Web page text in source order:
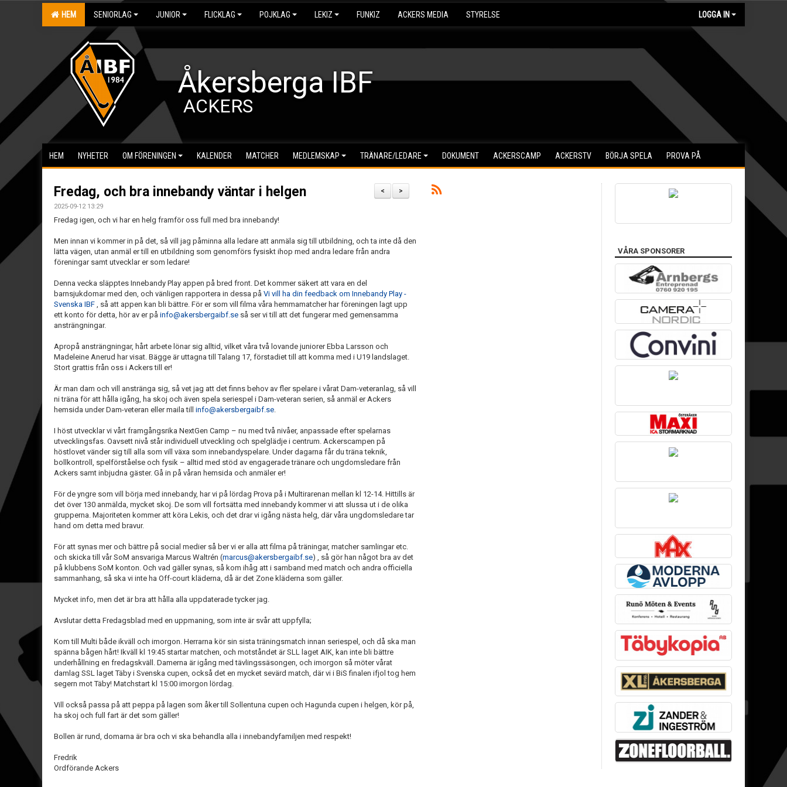
HEM SENIORLAG JUNIOR FLICKLAG POJKLAG LEKIZ FUNKIZ ACKERS MEDIA STYRELSE LOGGA IN
Åkersberga IBF
ACKERS
HEM NYHETER OM FÖRENINGEN KALENDER MATCHER MEDLEMSKAP TRÄNARE/LEDARE DOKUMENT ACKERSCAMP ACKERSTV BÖRJA SPELA PROVA PÅ
>
<
Fredag, och bra innebandy väntar i helgen
2025-09-12 13:29
Fredag igen, och vi har en helg framför oss full med bra innebandy!
Men innan vi kommer in på det, så vill jag påminna alla ledare att anmäla sig till utbildning, och ta inte då den
lätta vägen, utan anmäl er till en utbildning som genomförs fysiskt ihop med andra ledare från andra
föreningar samt utvecklar er som ledare!
Denna vecka släpptes Innebandy Play appen på bred front. Det kommer säkert att vara en del
barnsjukdomar med den, och vänligen rapportera in dessa på Vi vill ha din feedback om Innebandy Play -
Svenska IBF , så att appen kan bli bättre. För er som vill filma våra hemmamatcher har föreningen lagt upp
ett konto för detta, hör av er på info@akersbergaibf.se så ser vi till att det fungerar med gemensamma
ansträngningar.
Apropå ansträngningar, hårt arbete lönar sig alltid, vilket våra två lovande juniorer Ebba Larsson och
Madeleine Anerud har visat. Bägge är uttagna till Talang 17, förstadiet till att komma med i U19 landslaget.
Stort grattis från oss i Ackers till er!
Är man dam och vill anstränga sig, så vet jag att det finns behov av fler spelare i vårat Dam-veteranlag, så vill
ni träna för att hålla igång, ha skoj och även spela seriespel i Dam-veteran serien, så anmäl er Ackers
hemsida under Dam-veteran eller maila till info@akersbergaibf.se.
I höst utvecklar vi vårt framgångsrika NextGen Camp – nu med två nivåer, anpassade efter spelarnas
utvecklingsfas. Oavsett nivå står individuell utveckling och spelglädje i centrum. Ackerscampen på
höstlovet vänder sig till alla som vill växa som innebandyspelare. Under dagarna får du träna teknik,
bollkontroll, spelförståelse och fysik – alltid med stöd av engagerade tränare och ungdomsledare från
Ackers samt inbjudna gäster. Gå in på våran hemsida och anmäler er!
För de yngre som vill börja med innebandy, har vi på lördag Prova på i Multirarenan mellan kl 12-14. Hittills är
det över 130 anmälda, mycket skoj. De som vill fortsätta med innebandy kommer vi att slussa ut i de olika
grupperna. Majoriteten kommer att köra Lekis, och det drar vi igång nästa helg, där våra ungdomsledare tar
hand om detta med bravur.
För att synas mer och bättre på social medier så ber vi er alla att filma på träningar, matcher samlingar etc.
och skicka till vår SoM ansvariga Marcus Waltrén (marcus@akersbergaibf.se) , så gör han något bra av det
på klubbens SoM konton. Och vad gäller synas, så kom ihåg att i samband med match och andra officiella
sammanhang, så ska vi inte ha Off-court kläderna, då är det Zone kläderna som gäller.
Mycket info, men det är bra att hålla alla uppdaterade tycker jag.
Avslutar detta Fredagsblad med en uppmaning, som inte är svår att uppfylla;
Kom till Multi både ikväll och imorgon. Herrarna kör sin sista träningsmatch innan seriespel, och då ska man
spänna bågen hårt! Ikväll kl 19:45 startar matchen, och motståndet är SLL laget AIK, kan inte bli bättre
underhållning en fredagskväll. Damerna är igång med tävlingssäsongen, och imorgon så möter vårat
damlag SSL laget Täby i Svenska cupen, också det en mycket sevärd match, där vi i BiS finalen ifjol tog hem
segern mot Täby! Matchstart kl 15:00 imorgon lördag.
Vill också passa på att peppa på lagen som åker till Sollentuna cupen och Hagunda cupen i helgen, kör på,
ha skoj och full fart är det som gäller!
Bollen är rund, domarna är bra och vi ska behandla alla i innebandyfamiljen med respekt!
Fredrik
Ordförande Ackers
VÅRA SPONSORER